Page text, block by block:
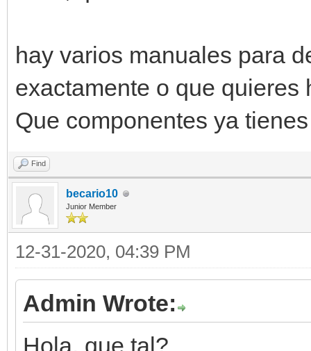
hay varios manuales para
exactamente o que quieres
Que componentes ya
Find
becario10
Junior Member
12-31-2020, 04:39 PM
Admin Wrote:
Hola, que tal?